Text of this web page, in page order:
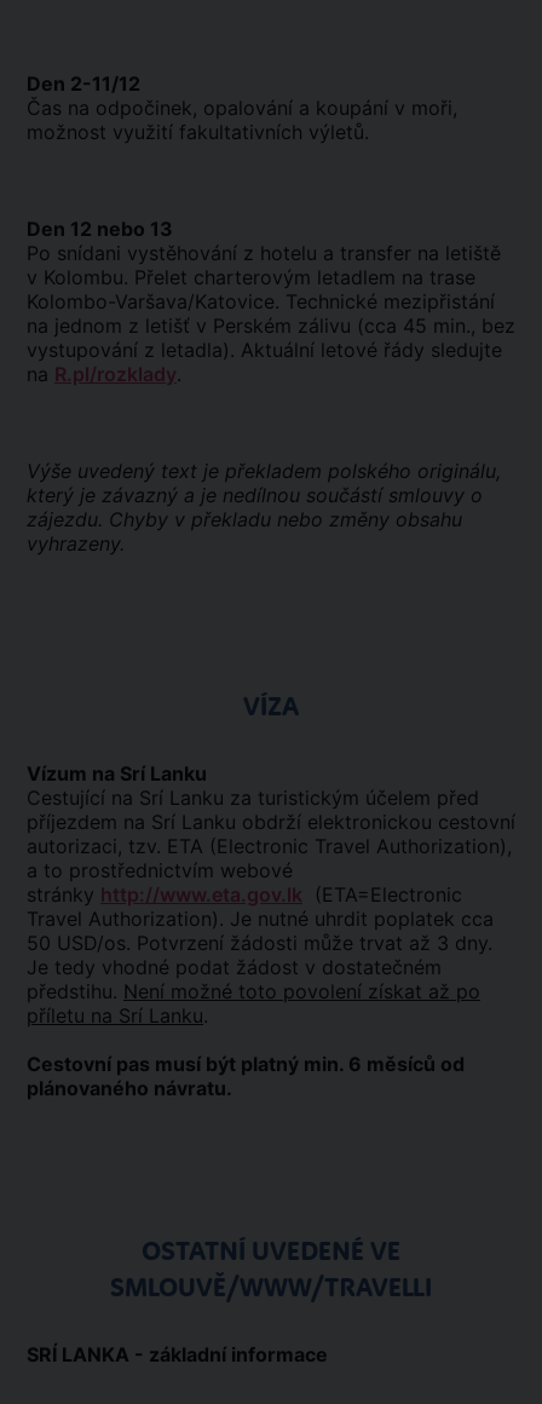
Den 2-11/12
Čas na odpočinek, opalování a koupání v moři,
možnost využití fakultativních výletů.
Den 12 nebo 13
Po snídani vystěhování z hotelu a transfer na letiště
v Kolombu. Přelet charterovým letadlem na trase
Kolombo-Varšava/Katovice. Technické mezipřistání
na jednom z letišť v Perském zálivu (cca 45 min., bez
vystupování z letadla). Aktuální letové řády sledujte
na R.pl/rozklady.
Výše uvedený text je překladem polského originálu,
který je závazný a je nedílnou součástí smlouvy o
zájezdu. Chyby v překladu nebo změny obsahu
vyhrazeny.
VÍZA
Vízum na Srí Lanku
Cestující na Srí Lanku za turistickým účelem před
příjezdem na Srí Lanku obdrží elektronickou cestovní
autorizaci, tzv. ETA (Electronic Travel Authorization),
a to prostřednictvím webové
stránky http://www.eta.gov.lk (ETA=Electronic
Travel Authorization). Je nutné uhrdit poplatek cca
50 USD/os. Potvrzení žádosti může trvat až 3 dny.
Je tedy vhodné podat žádost v dostatečném
předstihu. Není možné toto povolení získat až po
příletu na Srí Lanku.
Cestovní pas musí být platný min. 6 měsíců od
plánovaného návratu.
OSTATNÍ UVEDENÉ VE
SMLOUVĚ/WWW/TRAVELLI
SRÍ LANKA - základní informace